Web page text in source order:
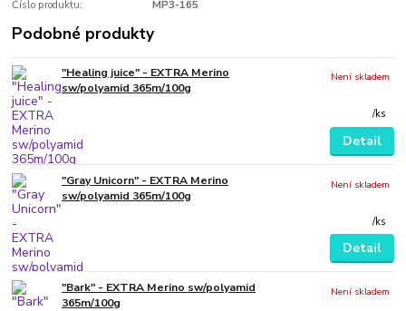
Číslo produktu: MP3-165
Podobné produkty
"Healing juice" - EXTRA Merino
sw/polyamid 365m/100g
/ks
Není skladem
Detail
"Gray Unicorn" - EXTRA Merino
sw/polyamid 365m/100g
/ks
Není skladem
Detail
"Bark" - EXTRA Merino sw/polyamid
365m/100g
Není skladem